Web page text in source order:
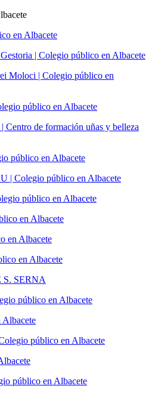
en Albacete
| Colegio público en Albacete
Moloci | Colegio público en
público en Albacete
Centro de formación uñas y belleza
público en Albacete
| Colegio público en Albacete
público en Albacete
en Albacete
en Albacete
en Albacete
SERNA
público en Albacete
público en Albacete
público en Albacete